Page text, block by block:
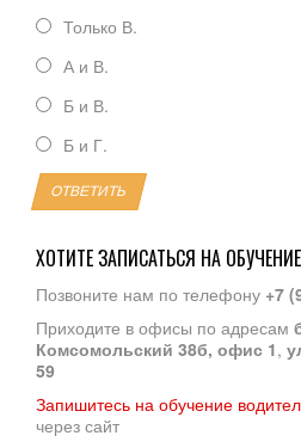
Только В.
А и В.
Б и В.
Б и Г.
ОТВЕТИТЬ
ХОТИТЕ ЗАПИСАТЬСЯ НА
Позвоните нам по телефону +7
Приходите в офисы по адресам
Комсомольский 38б, офис 1,
59
Запишитесь на обучение
через сайт